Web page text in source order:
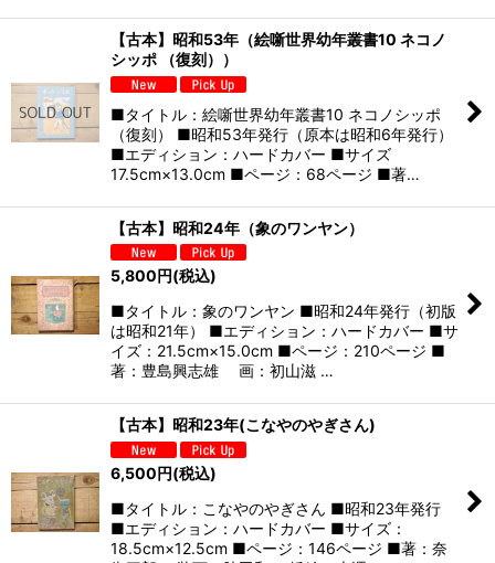
【古本】昭和53年（絵噺世界幼年叢書10 ネコノ
シッポ （復刻））
■タイトル：絵噺世界幼年叢書10 ネコノシッポ
（復刻） ■昭和53年発行（原本は昭和6年発行）
■エディション：ハードカバー ■サイズ
17.5cm×13.0cm ■ページ：68ページ ■著…
【古本】昭和24年（象のワンヤン）
5,800円(税込)
■タイトル：象のワンヤン ■昭和24年発行（初版
は昭和21年） ■エディション：ハードカバー ■サ
イズ：21.5cm×15.0cm ■ページ：210ページ ■
著：豊島興志雄 画：初山滋 …
【古本】昭和23年(こなやのやぎさん)
6,500円(税込)
■タイトル：こなやのやぎさん ■昭和23年発行
■エディション：ハードカバー ■サイズ：
18.5cm×12.5cm ■ページ：146ページ ■著：奈